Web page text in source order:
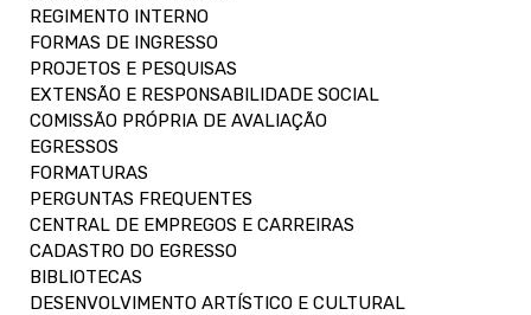
REGIMENTO INTERNO
FORMAS DE INGRESSO
PROJETOS E PESQUISAS
EXTENSÃO E RESPONSABILIDADE SOCIAL
COMISSÃO PRÓPRIA DE AVALIAÇÃO
EGRESSOS
FORMATURAS
PERGUNTAS FREQUENTES
CENTRAL DE EMPREGOS E CARREIRAS
CADASTRO DO EGRESSO
BIBLIOTECAS
DESENVOLVIMENTO ARTÍSTICO E CULTURAL